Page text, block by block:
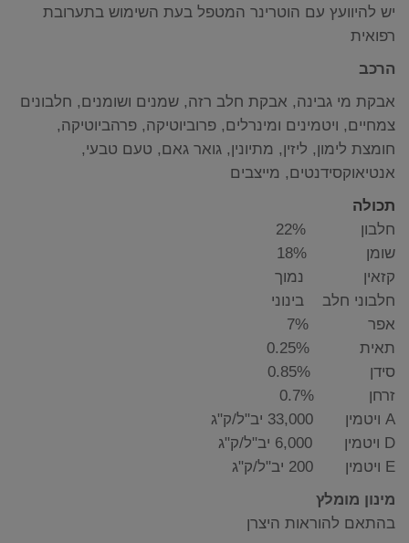
יש להיוועץ עם הוטרינר המטפל בעת השימוש בתערובת
רפואית
הרכב
אבקת מי גבינה, אבקת חלב רזה, שמנים ושומנים, חלבונים
צמחיים, ויטמינים ומינרלים, פרוביוטיקה, פרהביוטיקה,
חומצת לימון, ליזין, מתיונין, גואר גאם, טעם טבעי,
אנטיאוקסידנטים, מייצבים
תכולה
חלבון 22%
שומן 18%
קזאין נמוך
חלבוני חלב בינוני
אפר 7%
תאית 0.25%
סידן 0.85%
זרחן 0.7%
A ויטמין 33,000 יב"ל/ק"ג
D ויטמין 6,000 יב"ל/ק"ג
E ויטמין 200 יב"ל/ק"ג
מינון מומלץ
בהתאם להוראות היצרן